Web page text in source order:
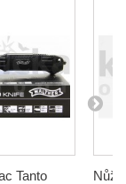
Tanto Nůž